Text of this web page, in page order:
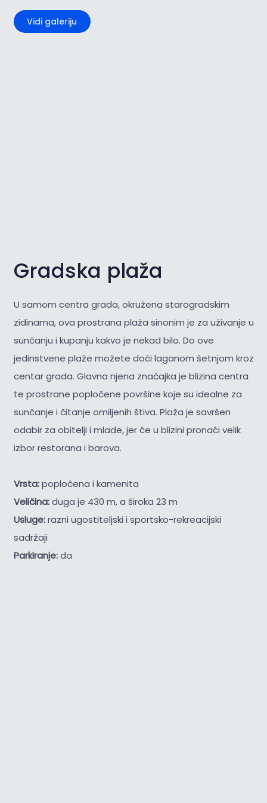
Vidi galeriju
Gradska plaža
U samom centra grada, okružena starogradskim
zidinama, ova prostrana plaža sinonim je za uživanje u
sunčanju i kupanju kakvo je nekad bilo. Do ove
jedinstvene plaže možete doći laganom šetnjom kroz
centar grada. Glavna njena značajka je blizina centra
te prostrane popločene površine koje su idealne za
sunčanje i čitanje omiljenih štiva. Plaža je savršen
odabir za obitelji i mlade, jer će u blizini pronaći velik
izbor restorana i barova.
Vrsta:popločena i kamenita
Veličina:duga je 430 m, a široka 23 m
Usluge:razni ugostiteljski i sportsko-rekreacijski
sadržaji
Parkiranje:da